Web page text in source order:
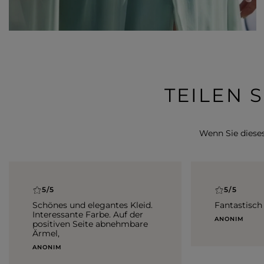
TEILEN
Wenn Sie
5/5
Schönes und elegantes Kleid.
Interessante Farbe. Auf der
positiven Seite abnehmbare
Ärmel,
ANONIM
5/5
Fantastisch
ANONIM